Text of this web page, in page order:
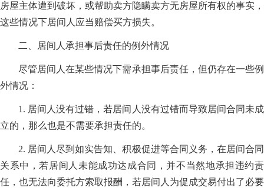
房屋主体遭到破坏，或帮助卖方隐瞒卖方无房屋所有权的事实，
这些情况下居间人应当赔偿买方损失。
二、居间人承担事后责任的例外情况
尽管居间人在某些情况下需承担事后责任，但仍存在一些例
外情况：
1. 居间人没有过错，若居间人没有过错而导致居间合同未成
立的，那么也是不需要承担责任的。
2. 居间人尽到如实告知、积极促进等合同义务，在居间合同
关系中，若居间人未能成功达成合同，并不当然地承担违约责
任，也无法向委托方索取报酬，若居间人为促成交易付出了必要